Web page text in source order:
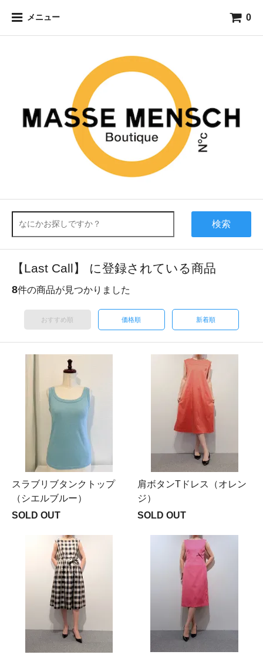
メニュー 0
検索
【Last Call】 に登録されている商品
8件の商品が見つかりました
おすすめ順 価格順 新着順
スラブリブタンクトップ
（シエルブルー）
SOLD OUT
肩ボタンTドレス（オレン
ジ）
SOLD OUT